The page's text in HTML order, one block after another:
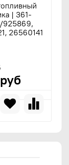
| 361-
925869,
26560141